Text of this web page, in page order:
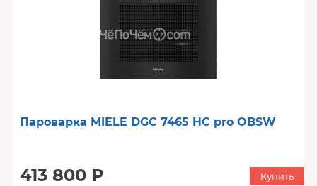
Пароварка MIELE DGC 7465 HC pro OBSW
413 800 Р Купить